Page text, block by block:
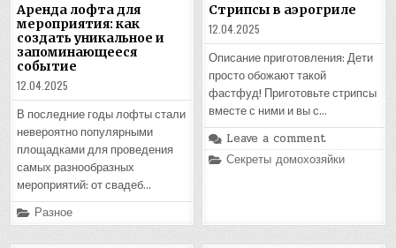
Аренда лофта для
мероприятия: как
создать уникальное и
запоминающееся
событие
12.04.2025
В последние годы лофты стали
невероятно популярными
площадками для проведения
самых разнообразных
мероприятий: от свадеб…
Posted
in
Разное
Стрипсы в аэрогриле
12.04.2025
Описание приготовления: Дети
просто обожают такой
фастфуд! Приготовьте стрипсы
вместе с ними и вы с…
Leave a comment
Posted
Секреты домохозяйки